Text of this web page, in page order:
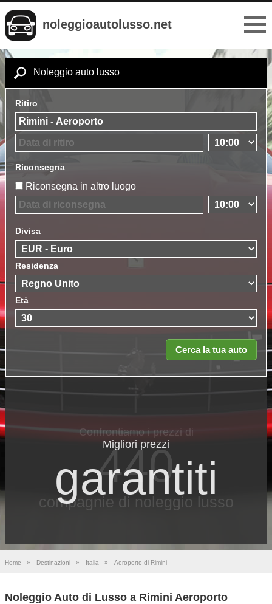
noleggioautolusso.net
Noleggio auto lusso
Ritiro
Riconsegna
Riconsegna in altro luogo
Divisa
Residenza
Età
Migliori prezzi
garantiti
Home » Destinazioni » Italia » Aeroporto di Rimini
Noleggio Auto di Lusso a Rimini Aeroporto